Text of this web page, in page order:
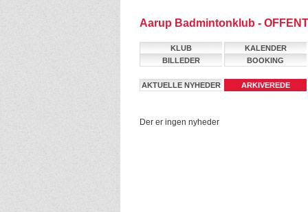
Aarup Badmintonklub -
KLUB
KALENDER
BILLEDER
BOOKING
AKTUELLE NYHEDER
ARKIVEREDE
Der er ingen nyheder